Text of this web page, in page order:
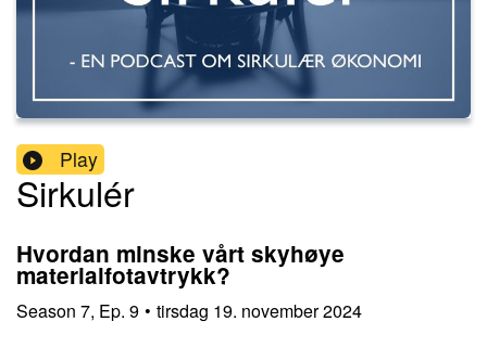
Play
Sirkulér
Hvordan minske vårt skyhøye
materialfotavtrykk?
Season 7, Ep. 9 • tirsdag 19. november 2024